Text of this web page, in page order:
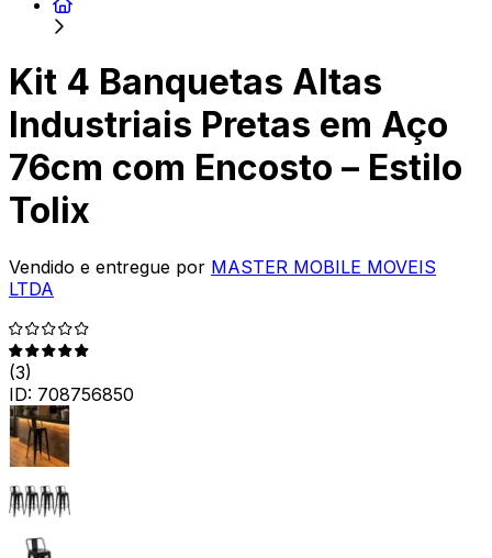
Kit 4 Banquetas Altas
Industriais Pretas em Aço
76cm com Encosto – Estilo
Tolix
Vendido e entregue por MASTER MOBILE MOVEIS
LTDA
(3)
ID: 708756850